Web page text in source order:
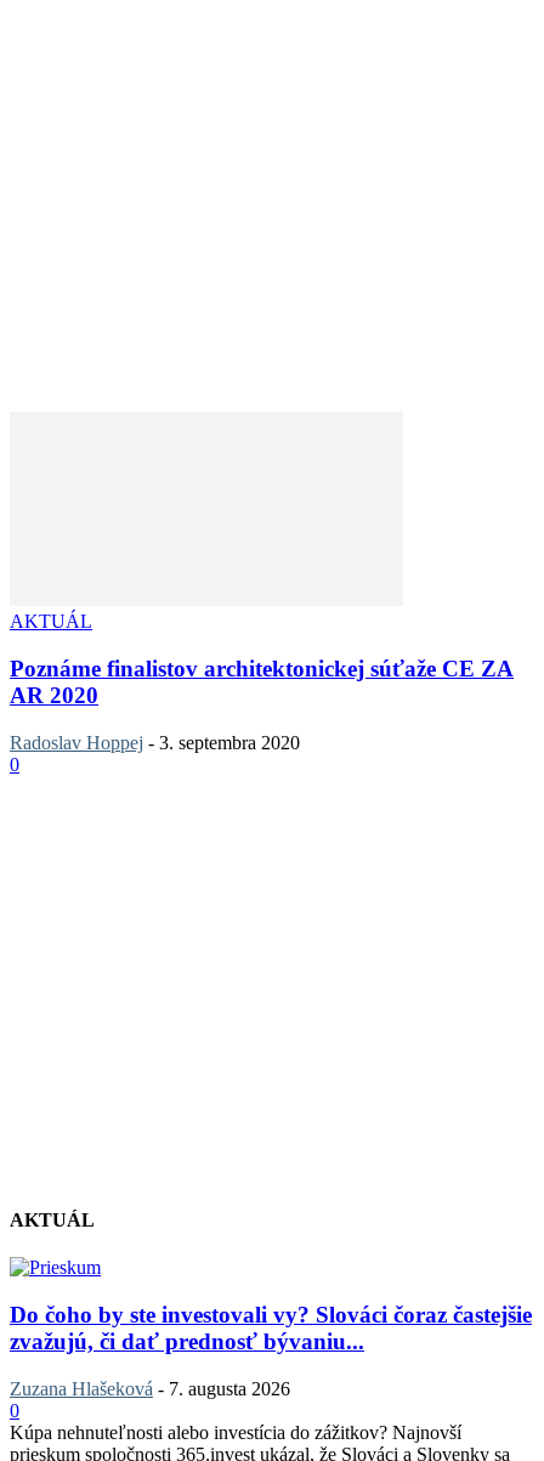
AKTUÁL
Poznáme finalistov architektonickej súťaže CE ZA
AR 2020
Radoslav Hoppej - 3. septembra 2020
0
AKTUÁL
Do čoho by ste investovali vy? Slováci čoraz častejšie
zvažujú, či dať prednosť bývaniu...
Zuzana Hlašeková - 7. augusta 2026
0
Kúpa nehnuteľnosti alebo investícia do zážitkov? Najnovší
prieskum spoločnosti 365.invest ukázal, že Slováci a Slovenky sa